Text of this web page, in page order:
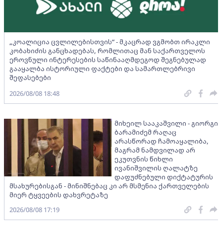
„კოალიცია ცვლილებისთვის“ - მკაცრად ვგმობთ ირაკლი
კობახიძის განცხადებას, რომლითაც მან საქართველოს
ეროვნული ინტერესების საწინააღმდეგოდ შეგნებულად
გააყალბა ისტორიული ფაქტები და სამართლებრივი
შეფასებები
2026/08/08 18:48
მიხეილ სააკაშვილი - გიორგი
ბარამიძემ რაღაც
არასწორად ჩამოაყალიბა,
მაგრამ ნამდვილად არ
ეკუთვნის წიხლი
ივანიშვილის ღალატზე
დაფუძნებული დიქტატურის
მსახურებისგან - მინიშნებაც კი არ მსმენია ქართველების
მიერ ტყვეების დახვრეტაზე
2026/08/08 17:19